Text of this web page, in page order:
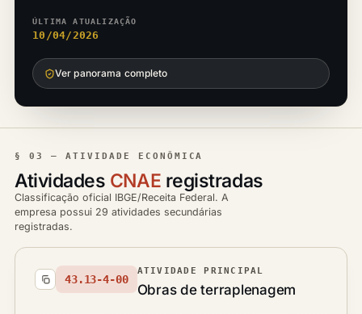
ÚLTIMA ATUALIZAÇÃO
10/04/2026
Ver panorama completo
§ 03 — ATIVIDADE ECONÔMICA
Atividades CNAE registradas
Classificação oficial IBGE/Receita Federal. A
empresa possui 29 atividades secundárias
registradas.
43.13-4-00
ATIVIDADE PRINCIPAL
Obras de terraplenagem